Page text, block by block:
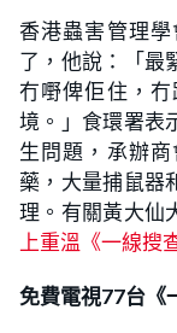
香港蟲害管理
了，他說：「最
冇嘢俾佢住，
境。」食環署表
生問題，承辦
藥，大量捕鼠器
理。有關黃大仙
上重溫《一線搜
免費電視77台《